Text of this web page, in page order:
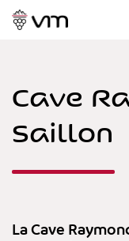
Cave
Saillon
La Cave